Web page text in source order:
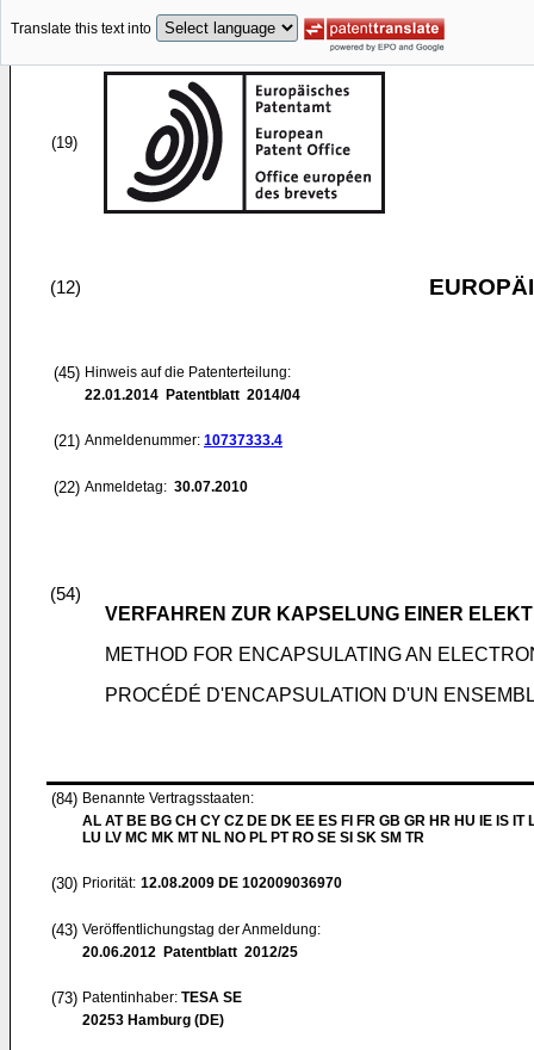
Translate this text into
(19)
(12)
(45) Hinweis auf die Patenterteilung:
22.01.2014 Patentblatt 2014/04
(21) Anmeldenummer: 10737333.4
(22) Anmeldetag: 30.07.2010
(54)
VERFAHREN ZUR KAPSELUNG EINER
METHOD FOR ENCAPSULATING AN
PROCÉDÉ D'ENCAPSULATION D'UN
(84) Benannte Vertragsstaaten:
AL AT BE BG CH CY CZ DE DK EE ES FI FR GB GR HR HU IE IS IT
LU LV MC MK MT NL NO PL PT RO SE SI SK SM TR
(30) Priorität: 12.08.2009 DE 102009036970
(43) Veröffentlichungstag der Anmeldung:
20.06.2012 Patentblatt 2012/25
(73) Patentinhaber: TESA SE
20253 Hamburg (DE)